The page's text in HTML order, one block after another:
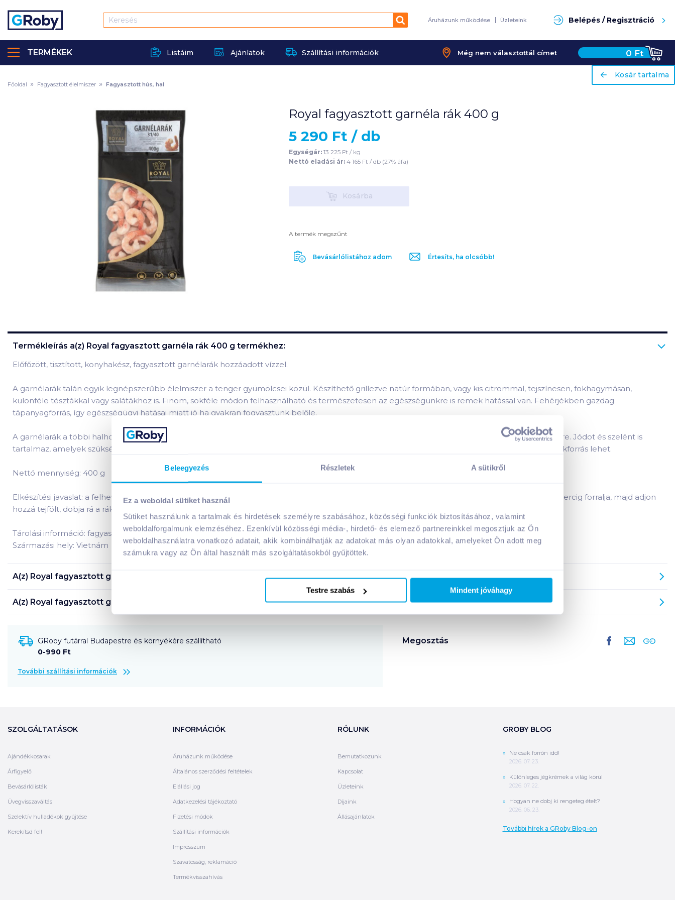
Beleegyezés Részletek A sütikről
Ez a weboldal sütiket használ
Sütiket használunk a tartalmak és hirdetések személyre szabásához, közösségi funkciók biztosításához, valamint
weboldalforgalmunk elemzéséhez. Ezenkívül közösségi média-, hirdető- és elemező partnereinkkel megosztjuk az Ön
weboldalhasználatra vonatkozó adatait, akik kombinálhatják az adatokat más olyan adatokkal, amelyeket Ön adott meg
számukra vagy az Ön által használt más szolgáltatásokból gyűjtöttek.
Testre szabás Mindent jóváhagy
Keresés Áruházunk működése Üzleteink Belépés / Regisztráció
Listáim Ajánlatok Szállítási információk Még nem választottál címet 0 Ft
TERMÉKEK
ariaLabel
Kosár tartalma
Főoldal Fagyasztott élelmiszer Fagyasztott hús, hal
Royal fagyasztott garnéla rák 400 g
5 290 Ft / db
Egységár: 13 225 Ft / kg
Nettó eladási ár: 4 165 Ft / db (27% áfa)
KosárbaKosárba
A termék megszűnt
Bevásárlólistához adom Értesíts, ha olcsóbb!
Termékleírás a(z) Royal fagyasztott garnéla rák 400 g termékhez:
Előfőzött, tisztított, konyhakész, fagyasztott garnélarák hozzáadott vízzel.
A garnélarák talán egyik legnépszerűbb élelmiszer a tenger gyümölcsei közül. Készíthető grillezve natúr formában, vagy kis citrommal, tejszínesen, fokhagymásan,
különféle tésztákkal vagy salátákhoz is. Finom, sokféle módon felhasználható és természetesen az egészségünkre is remek hatással van. Fehérjékben gazdag
tápanyagforrás, így egészségügyi hatásai miatt jó ha gyakran fogyasztunk belőle.
A garnélarák a többi halhoz hasonlóan tartalmaz gyulladáscsökkentő omega-3 zsírsavakat. Tehát jó hatással van szívünk, keringésünk működésére. Jódot és szelént is
tartalmaz, amelyek szükségesek a pajzsmirigy normál működéséhez, tehát a pajzsmirigy betegségben szenvedők számára is egészséges táplálékforrás lehet.
Nettó mennyiség: 400 g
Elkészítési javaslat: a felhevített olajban pirítsa meg a felaprózott fokhagymát és hagymát, öntse fel vízzel (és egy löttyintés fehérborral). Kb. 2-3 percig forralja, majd adjon
hozzá tejfölt, dobja rá a rákocskákat, sózza, borsozza, és fél citrom levét facsarja rá. Leveles salátára adagolva tálalja.
Tárolási információ: fagyasztva, -18°C-on tárolandó!
Származási hely: Vietnám
A(z) Royal fagyasztott garnéla rák 400 g
A(z) Royal fagyasztott garnéla rák 400 g
GRoby futárral Budapestre és környékére szállítható
0-990 Ft
További szállítási információk
Megosztás
SZOLGÁLTATÁSOK
Ajándékkosarak
Árfigyelő
Bevásárlólisták
Üvegvisszaváltás
Szelektív hulladékok gyűjtése
Kerekítsd fel!
INFORMÁCIÓK
Áruházunk működése
Általános szerződési feltételek
Elállási jog
Adatkezelési tájékoztató
Fizetési módok
Szállítási információk
Impresszum
Szavatosság, reklamáció
Termékvisszahívás
RÓLUNK
Bemutatkozunk
Kapcsolat
Üzleteink
Díjaink
Állásajánlatok
GROBY BLOG
Ne csak forrón idd!
2026. 07. 23.
Különleges jégkrémek a világ körül
2026. 07. 22.
Hogyan ne dobj ki rengeteg ételt?
2026. 06. 23.
További hírek a GRoby Blog-on